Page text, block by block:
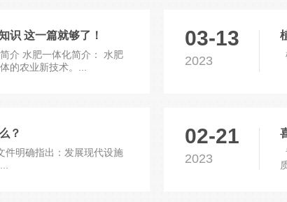
这一篇就够了！
水肥一体化简介： 水肥
农业新技术。...
03-13
2023
？
件明确指出：发展现代设施
02-21
2023